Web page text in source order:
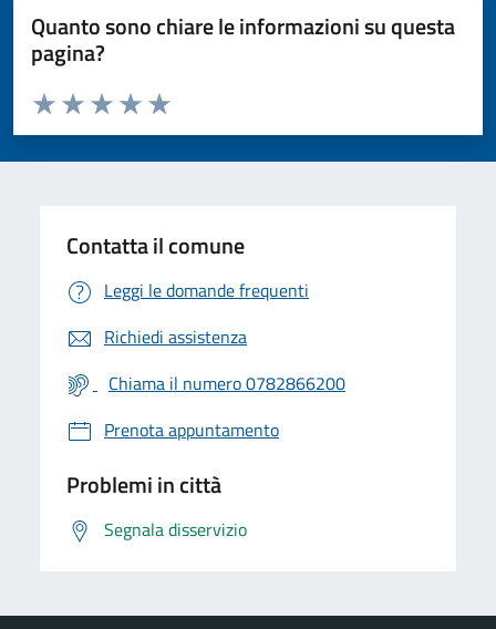
Quanto sono chiare le informazioni su questa
pagina?
Valuta da 1 a 5 stelle la pagina
Valuta 5 stelle su 5
Valuta 4 stelle su 5
Valuta 3 stelle su 5
Valuta 2 stelle su 5
Valuta 1 stelle su 5
Contatta il comune
Leggi le domande frequenti
Richiedi assistenza
Chiama il numero 0782866200
Prenota appuntamento
Problemi in città
Segnala disservizio